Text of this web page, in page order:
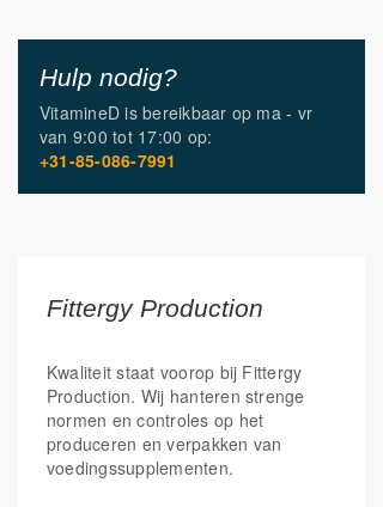
Hulp nodig?
VitamineD is bereikbaar op ma - vr
van 9:00 tot 17:00 op:
+31-85-086-7991
Fittergy Production
Kwaliteit staat voorop bij Fittergy
Production. Wij hanteren strenge
normen en controles op het
produceren en verpakken van
voedingssupplementen.